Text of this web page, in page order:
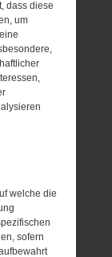
dass diese
um
welche die
sofern